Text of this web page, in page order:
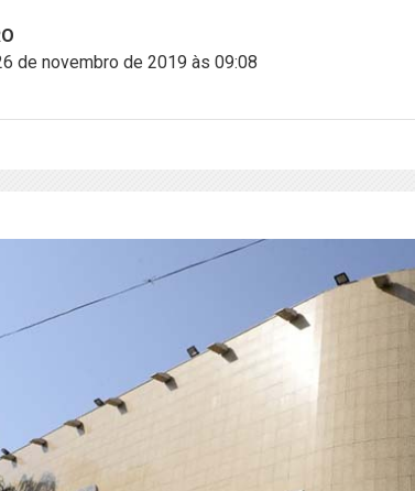
de novembro de 2019 às 09:08